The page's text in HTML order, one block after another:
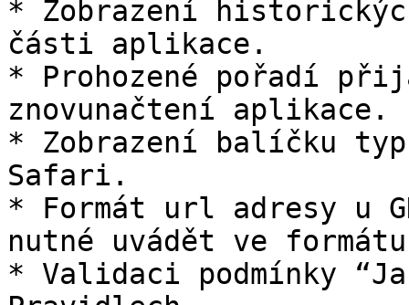
* Zobrazení
části aplikace.
* Prohozené pořadí
znovunačtení aplikace.
* Zobrazení balíčku
Safari.
* Formát url adresy u
nutné uvádět ve
* Validaci podmínky